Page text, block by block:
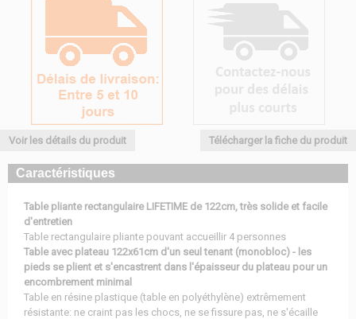
Voir les détails du produit Télécharger la fiche du produit
Caractéristiques
Table pliante rectangulaire LIFETIME de 122cm, très solide et facile
d'entretien
Table rectangulaire pliante pouvant accueillir 4 personnes
Table avec plateau 122x61cm d'un seul tenant (monobloc) - les
pieds se plient et s'encastrent dans l'épaisseur du plateau pour un
encombrement minimal
Table en résine plastique (table en polyéthylène) extrêmement
résistante: ne craint pas les chocs, ne se fissure pas, ne s'écaille